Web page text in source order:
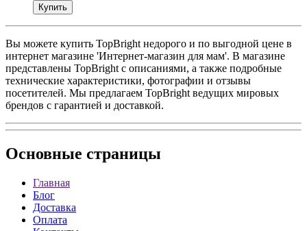
Вы можете купить TopBright недорого и по выгодной цене в
интернет магазине 'Интернет-магазин для мам'. В магазине
представлены TopBright с описаниями, а также подробные
технические характеристики, фотографии и отзывы
посетителей. Мы предлагаем TopBright ведущих мировых
брендов с гарантией и доставкой.
Основные страницы
Главная
Блог
Доставка
Оплата